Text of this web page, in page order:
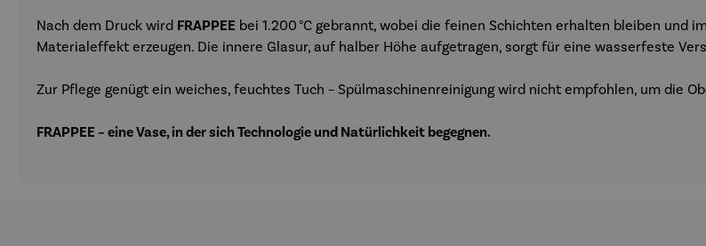
Nach dem Druck wird FRAPPEE bei 1.200 °C gebrannt, wobei die feinen Schichten erhalten bleiben und
Materialeffekt erzeugen. Die innere Glasur, auf halber Höhe aufgetragen, sorgt für eine wasserfeste
Zur Pflege genügt ein weiches, feuchtes Tuch – Spülmaschinenreinigung wird nicht empfohlen, um die
FRAPPEE – eine Vase, in der sich Technologie und Natürlichkeit begegnen.